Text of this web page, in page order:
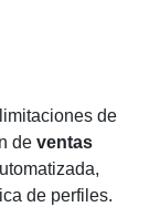
de
de ventas
de perfiles.